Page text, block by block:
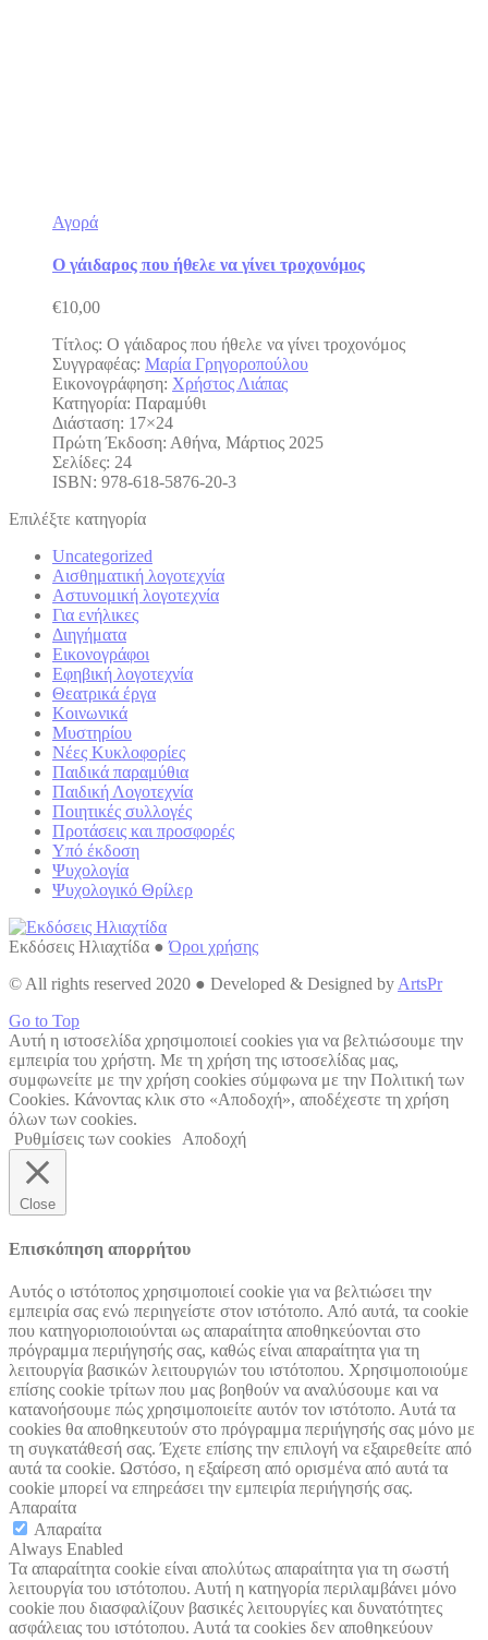
Αγορά
Ο γάιδαρος που ήθελε να γίνει τροχονόμος
€10,00
Τίτλος: Ο γάιδαρος που ήθελε να γίνει τροχονόμος
Συγγραφέας: Μαρία Γρηγοροπούλου
Εικονογράφηση: Χρήστος Λιάπας
Κατηγορία: Παραμύθι
Διάσταση: 17×24
Πρώτη Έκδοση: Αθήνα, Μάρτιος 2025
Σελίδες: 24
ISBN: 978-618-5876-20-3
Επιλέξτε κατηγορία
Uncategorized
Αισθηματική λογοτεχνία
Αστυνομική λογοτεχνία
Για ενήλικες
Διηγήματα
Εικονογράφοι
Εφηβική λογοτεχνία
Θεατρικά έργα
Κοινωνικά
Μυστηρίου
Νέες Κυκλοφορίες
Παιδικά παραμύθια
Παιδική Λογοτεχνία
Ποιητικές συλλογές
Προτάσεις και προσφορές
Υπό έκδοση
Ψυχολογία
Ψυχολογικό Θρίλερ
Εκδόσεις Ηλιαχτίδα ●Όροι χρήσης
© All rights reserved 2020 ● Developed & Designed byArtsPr
Go to Top
Αυτή η ιστοσελίδα χρησιμοποιεί cookies για να βελτιώσουμε την
εμπειρία του χρήστη. Με τη χρήση της ιστοσελίδας μας,
συμφωνείτε με την χρήση cookies σύμφωνα με την Πολιτική των
Cookies. Κάνοντας κλικ στο «Αποδοχή», αποδέχεστε τη χρήση
όλων των cookies.
Ρυθμίσεις των cookies Αποδοχή
Close
Επισκόπηση απορρήτου
Αυτός ο ιστότοπος χρησιμοποιεί cookie για να βελτιώσει την
εμπειρία σας ενώ περιηγείστε στον ιστότοπο. Από αυτά, τα cookie
που κατηγοριοποιούνται ως απαραίτητα αποθηκεύονται στο
πρόγραμμα περιήγησής σας, καθώς είναι απαραίτητα για τη
λειτουργία βασικών λειτουργιών του ιστότοπου. Χρησιμοποιούμε
επίσης cookie τρίτων που μας βοηθούν να αναλύσουμε και να
κατανοήσουμε πώς χρησιμοποιείτε αυτόν τον ιστότοπο. Αυτά τα
cookies θα αποθηκευτούν στο πρόγραμμα περιήγησής σας μόνο με
τη συγκατάθεσή σας. Έχετε επίσης την επιλογή να εξαιρεθείτε από
αυτά τα cookie. Ωστόσο, η εξαίρεση από ορισμένα από αυτά τα
cookie μπορεί να επηρεάσει την εμπειρία περιήγησής σας.
Απαραίτα
Απαραίτα
Always Enabled
Τα απαραίτητα cookie είναι απολύτως απαραίτητα για τη σωστή
λειτουργία του ιστότοπου. Αυτή η κατηγορία περιλαμβάνει μόνο
cookie που διασφαλίζουν βασικές λειτουργίες και δυνατότητες
ασφάλειας του ιστότοπου. Αυτά τα cookies δεν αποθηκεύουν